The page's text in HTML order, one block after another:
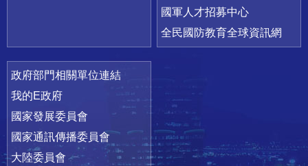
國軍人才招募中心
全民國防教育全球資訊網
政府部門相關單位連結
我的E政府
國家發展委員會
國家通訊傳播委員會
大陸委員會